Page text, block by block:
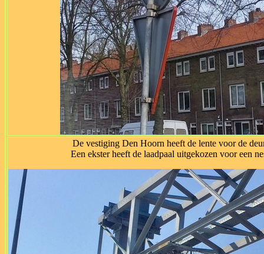
De vestiging Den Hoorn heeft de lente voor de
Een ekster heeft de laadpaal uitgekozen voor een